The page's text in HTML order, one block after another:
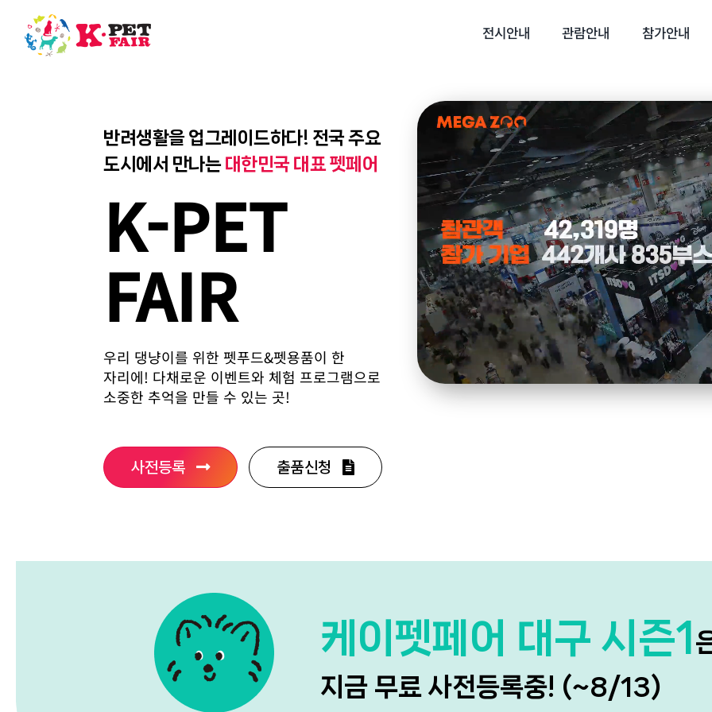
content
전시안내 관람안내 참가안내
반려생활을 업그레이드하다! 전국 주요
도시에서 만나는 대한민국 대표 펫페어
K-PET
FAIR
우리 댕냥이를 위한 펫푸드&펫용품이 한
자리에! 다채로운 이벤트와 체험 프로그램으로
소중한 추억을 만들 수 있는 곳!
사전등록 출품신청
케이펫페어 대구 시즌1
지금 무료 사전등록중! (~8/13)